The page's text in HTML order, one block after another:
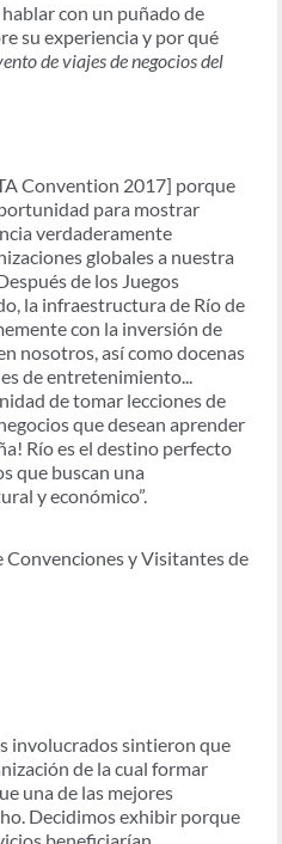
con un puñado de
su experiencia y por qué
de viajes de negocios del
Convention 2017] porque
para mostrar
verdaderamente
globales a nuestra
de los Juegos
la infraestructura de Río de
con la inversión de
nosotros, así como docenas
de entretenimiento...
de tomar lecciones de
que desean aprender
Río es el destino perfecto
que buscan una
y económico”.
Convenciones y Visitantes de
involucrados sintieron que
de la cual formar
una de las mejores
Decidimos exhibir porque